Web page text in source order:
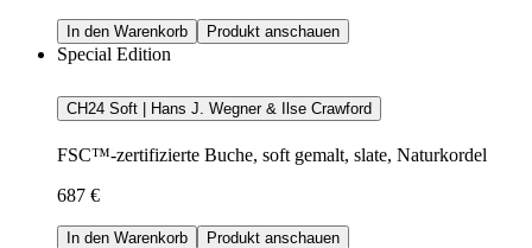
In den Warenkorb Produkt anschauen
Special Edition
CH24 Soft | Hans J. Wegner & Ilse Crawford
FSC™-zertifizierte Buche, soft gemalt, slate, Naturkordel
687 €
In den Warenkorb Produkt anschauen